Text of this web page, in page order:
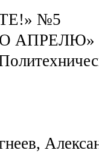
№5
АПРЕЛЮ»